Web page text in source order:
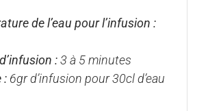
de l’eau pour l’infusion :
:3 à 5 minutes
: 6gr d’infusion pour 30cl d’eau